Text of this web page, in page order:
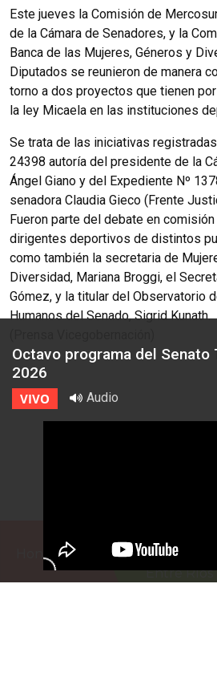
Este jueves la Comisión de
de la Cámara de Senadores, y la
Banca de las Mujeres, Géneros y
Diputados se reunieron de manera
torno a dos proyectos que tienen
la ley Micaela en las instituciones
Se trata de las iniciativas
24398 autoría del presidente de la
Ángel Giano y del Expediente Nº
senadora Claudia Gieco (Frente
Fueron parte del debate en
dirigentes deportivos de distintos
como también la secretaria de
Diversidad, Mariana Broggi, el
Gómez, y la titular del Observatorio
Humanos del Senado, Sigrid Kunath.
Honorable Cámara de
Entre Ríos
Octavo programa del Senato
2026
VIVO Audio